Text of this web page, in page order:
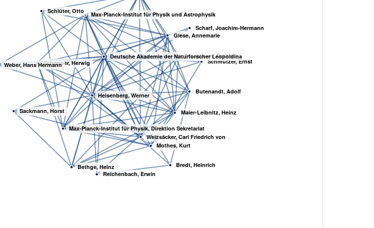
Bethge, Heinz
Max-Planck-Institut für Physik. Direktion Sekretariat
Schopper, Herwig
Max-Planck-Institut für Physik und Astrophysik
Blochincev, Dmitrij I.
Giese, Annemarie
Schmutzer, Ernst
Sackmann, Horst
Butenandt, Adolf
Deutsche Akademie der Naturforscher Leopoldina
Weber, Hans Hermann
Reichenbach, Erwin
Heisenberg, Werner
Bredt, Heinrich
Weizsäcker, Carl Friedrich von
Maier-Leibnitz, Heinz
Scharf, Joachim-Hermann
Schlüter, Otto
Mothes, Kurt